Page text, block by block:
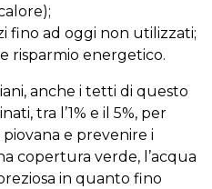
fino ad oggi non utilizzati;
risparmio energetico.
anche i tetti di questo
tra l’1% e il 5%, per
e prevenire i
copertura verde, l’acqua
in quanto fino